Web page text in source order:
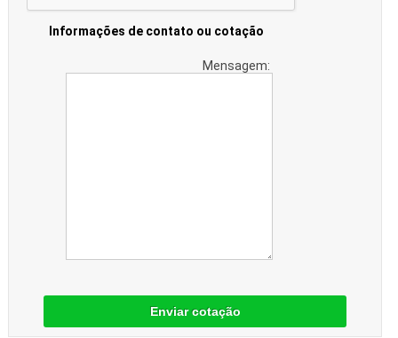
Informações de contato ou cotação
Mensagem:
Enviar cotação